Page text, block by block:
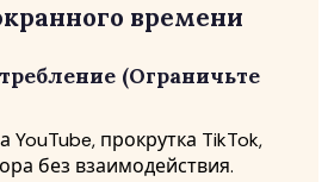
времени
(Ограничьте
прокрутка TikTok,
без взаимодействия.